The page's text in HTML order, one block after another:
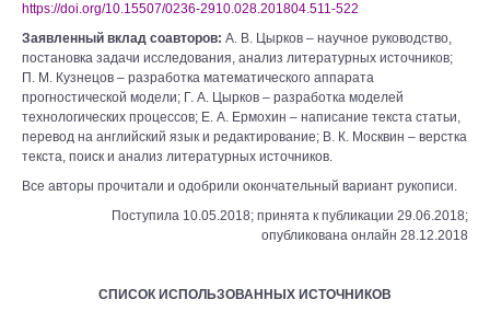
https://doi.org/10.15507/0236-2910.028.201804.511-522
Заявленный вклад соавторов: А. В. Цырков ‒ научное руководство,
постановка задачи исследования, анализ литературных источников;
П. М. Кузнецов ‒ разработка математического аппарата
прогностической модели; Г. А. Цырков ‒ разработка моделей
технологических процессов; Е. А. Ермохин ‒ написание текста статьи,
перевод на английский язык и редактирование; В. К. Москвин ‒ верстка
текста, поиск и анализ литературных источников.
Все авторы прочитали и одобрили окончательный вариант рукописи.
Поступила 10.05.2018; принята к публикации 29.06.2018;
опубликована онлайн 28.12.2018
СПИСОК ИСПОЛЬЗОВАННЫХ ИСТОЧНИКОВ